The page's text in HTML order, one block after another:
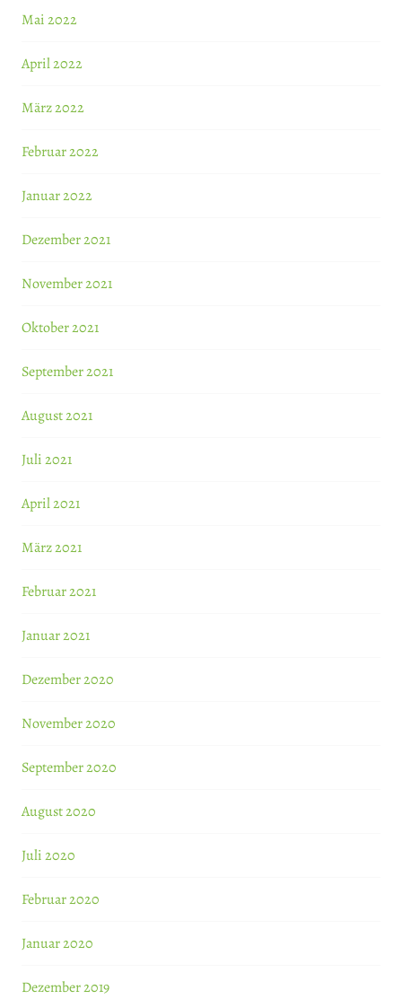
Mai 2022
April 2022
März 2022
Februar 2022
Januar 2022
Dezember 2021
November 2021
Oktober 2021
September 2021
August 2021
Juli 2021
April 2021
März 2021
Februar 2021
Januar 2021
Dezember 2020
November 2020
September 2020
August 2020
Juli 2020
Februar 2020
Januar 2020
Dezember 2019